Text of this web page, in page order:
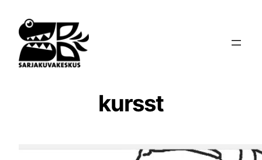
sisältöön
kursst